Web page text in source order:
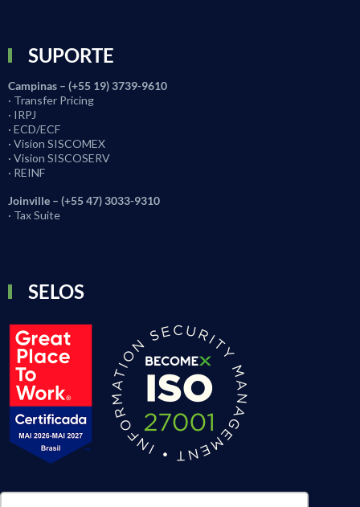
SUPORTE
Campinas – (+55 19) 3739-9610
· Transfer Pricing
· IRPJ
· ECD/ECF
· Vision SISCOMEX
· Vision SISCOSERV
· REINF
Joinville – (+55 47) 3033-9310
· Tax Suite
SELOS